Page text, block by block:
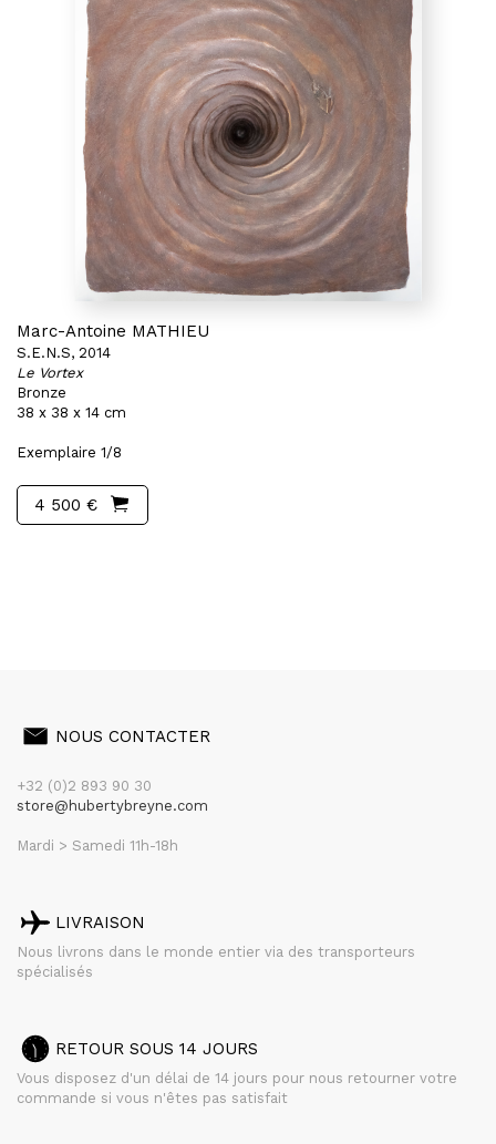
Marc-Antoine MATHIEU
S.E.N.S, 2014
Le Vortex
Bronze
38 x 38 x 14 cm
Exemplaire 1/8
4 500 €
NOUS CONTACTER
+32 (0)2 893 90 30
store@hubertybreyne.com
Mardi > Samedi 11h-18h
LIVRAISON
Nous livrons dans le monde entier via des transporteurs
spécialisés
RETOUR SOUS 14 JOURS
Vous disposez d'un délai de 14 jours pour nous retourner votre
commande si vous n'êtes pas satisfait